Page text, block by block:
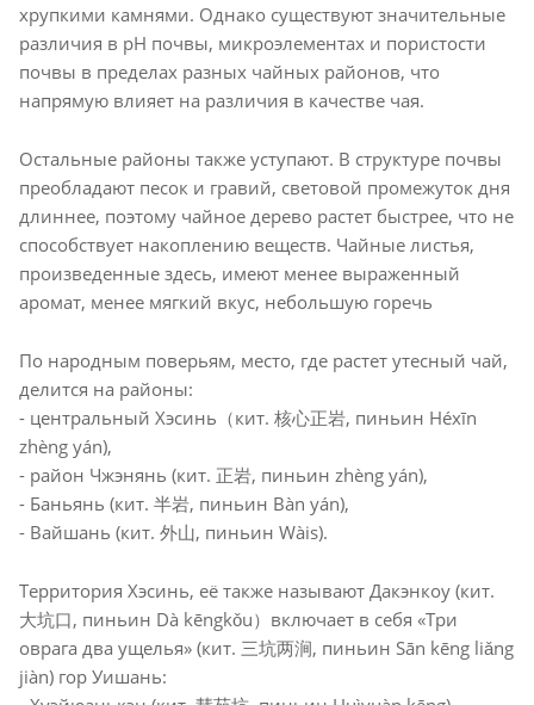
хрупкими камнями. Однако существуют значительные
различия в pH почвы, микроэлементах и ​​пористости
почвы в пределах разных чайных районов, что
напрямую влияет на различия в качестве чая.
Остальные районы также уступают. В структуре почвы
преобладают песок и гравий, световой промежуток дня
длиннее, поэтому чайное дерево растет быстрее, что не
способствует накоплению веществ. Чайные листья,
произведенные здесь, имеют менее выраженный
аромат, менее мягкий вкус, небольшую горечь
По народным поверьям, место, где растет утесный чай,
делится на районы:
- центральный Хэсинь（кит. 核心正岩, пиньин Héxīn
zhèng yán),
- район Чжэнянь (кит. 正岩, пиньин zhèng yán),
- Баньянь (кит. 半岩, пиньин Bàn yán),
- Вайшань (кит. 外山, пиньин Wàis).
Территория Хэсинь, её также называют Дакэнкоу (кит.
大坑口, пиньин Dà kēngkǒu）включает в себя «Три
оврага два ущелья» (кит. 三坑两涧, пиньин Sān kēng liǎng
jiàn) гор Уишань: